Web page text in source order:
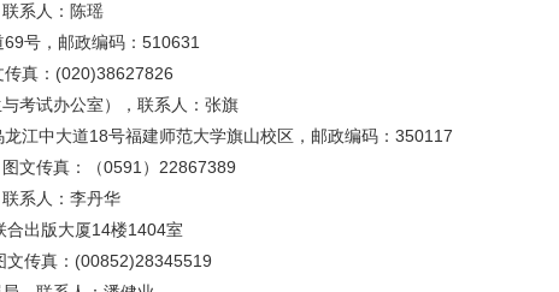
系人：陈瑶
号，邮政编码：510631
真：(020)38627826
考试办公室），联系人：张旗
江中大道18号福建师范大学旗山校区，邮政编码：350117
文传真：（0591）22867389
系人：李丹华
合出版大厦14楼1404室
传真：(00852)28345519